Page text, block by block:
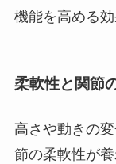
機能を高める効
柔軟性と関節
高さや動きの
節の柔軟性が養